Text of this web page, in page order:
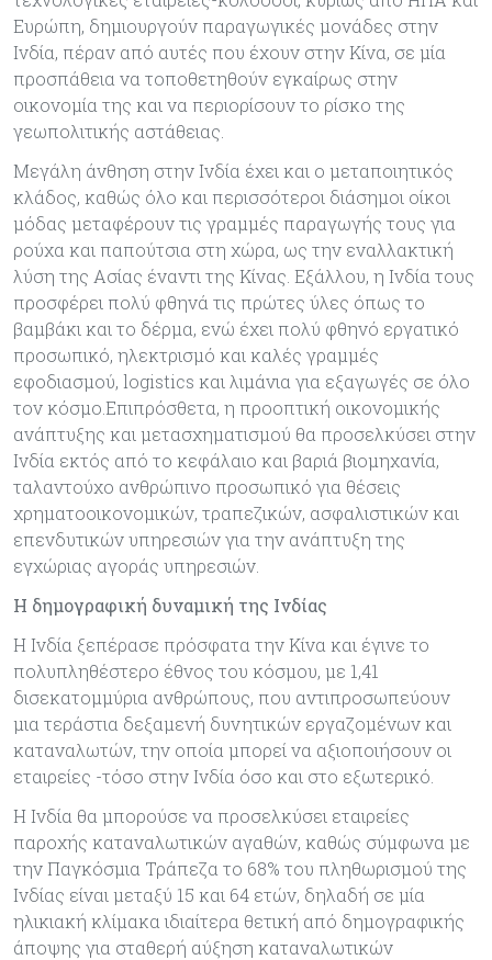
Ευρώπη, δημιουργούν παραγωγικές μονάδες στην
Ινδία, πέραν από αυτές που έχουν στην Κίνα, σε μία
προσπάθεια να τοποθετηθούν εγκαίρως στην
οικονομία της και να περιορίσουν το ρίσκο της
γεωπολιτικής αστάθειας.
Μεγάλη άνθηση στην Ινδία έχει και ο μεταποιητικός
κλάδος, καθώς όλο και περισσότεροι διάσημοι οίκοι
μόδας μεταφέρουν τις γραμμές παραγωγής τους για
ρούχα και παπούτσια στη χώρα, ως την εναλλακτική
λύση της Ασίας έναντι της Κίνας. Εξάλλου, η Ινδία τους
προσφέρει πολύ φθηνά τις πρώτες ύλες όπως το
βαμβάκι και το δέρμα, ενώ έχει πολύ φθηνό εργατικό
προσωπικό, ηλεκτρισμό και καλές γραμμές
εφοδιασμού, logistics και λιμάνια για εξαγωγές σε όλο
τον κόσμο.Επιπρόσθετα, η προοπτική οικονομικής
ανάπτυξης και μετασχηματισμού θα προσελκύσει στην
Ινδία εκτός από το κεφάλαιο και βαριά βιομηχανία,
ταλαντούχο ανθρώπινο προσωπικό για θέσεις
χρηματοοικονομικών, τραπεζικών, ασφαλιστικών και
επενδυτικών υπηρεσιών για την ανάπτυξη της
εγχώριας αγοράς υπηρεσιών.
Η δημογραφική δυναμική της Ινδίας
Η Ινδία ξεπέρασε πρόσφατα την Κίνα και έγινε το
πολυπληθέστερο έθνος του κόσμου, με 1,41
δισεκατομμύρια ανθρώπους, που αντιπροσωπεύουν
μια τεράστια δεξαμενή δυνητικών εργαζομένων και
καταναλωτών, την οποία μπορεί να αξιοποιήσουν οι
εταιρείες -τόσο στην Ινδία όσο και στο εξωτερικό.
Η Ινδία θα μπορούσε να προσελκύσει εταιρείες
παροχής καταναλωτικών αγαθών, καθώς σύμφωνα με
την Παγκόσμια Τράπεζα το 68% του πληθωρισμού της
Ινδίας είναι μεταξύ 15 και 64 ετών, δηλαδή σε μία
ηλικιακή κλίμακα ιδιαίτερα θετική από δημογραφικής
άποψης για σταθερή αύξηση καταναλωτικών